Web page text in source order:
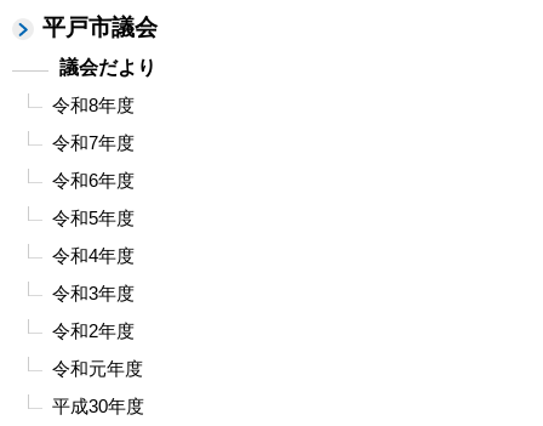
平戸市議会
議会だより
令和8年度
令和7年度
令和6年度
令和5年度
令和4年度
令和3年度
令和2年度
令和元年度
平成30年度